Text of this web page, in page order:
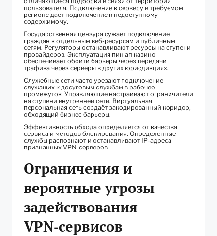
пользователя. Подключение к серверу в требуемом
регионе дает подключение к недоступному
содержимому.
Государственная цензура сужает подключение
граждан к отдельным веб-ресурсам и публичным
сетям. Регуляторы останавливают ресурсы на ступени
провайдеров. Эксплуатация пин ап казино
обеспечивает обойти барьеры через передачи
трафика через серверы в других юрисдикциях.
Служебные сети часто урезают подключение
служащих к досуговым службам в рабочее
промежуток. Управляющие настраивают ограничители
на ступени внутренней сети. Виртуальная
персональная сеть создаёт закодированный коридор,
обходящий бизнес барьеры.
Эффективность обхода определяется от качества
сервиса и методов блокирования. Определенные
службы распознают и останавливают IP-адреса
признанных VPN-серверов.
Ограничения и
вероятные угрозы
задействования
VPN‑сервисов